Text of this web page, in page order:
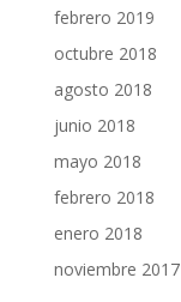
febrero 2019
octubre 2018
agosto 2018
junio 2018
mayo 2018
febrero 2018
enero 2018
noviembre 2017